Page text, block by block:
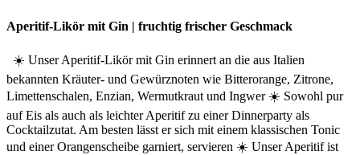
Aperitif-Likör mit Gin | fruchtig frischer Geschmack
☀️ Unser Aperitif-Likör mit Gin erinnert an die aus Italien
bekannten Kräuter- und Gewürznoten wie Bitterorange, Zitrone,
Limettenschalen, Enzian, Wermutkraut und Ingwer ☀️ Sowohl pur
auf Eis als auch als leichter Aperitif zu einer Dinnerparty als
Cocktailzutat. Am besten lässt er sich mit einem klassischen Tonic
und einer Orangenscheibe garniert, servieren ☀️ Unser Aperitif ist